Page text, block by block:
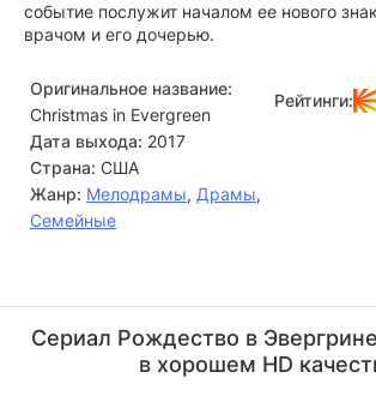
событие послужит началом ее нового
врачом и его дочерью.
Оригинальное название:
Christmas in Evergreen
Дата выхода: 2017
Страна: США
Жанр: Мелодрамы, Драмы,
Семейные
Рейтинги:
(Joe Shaw)
(Barbara)
Сериал Рождество в
в хорошем HD